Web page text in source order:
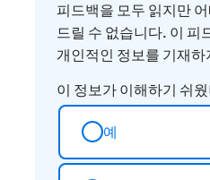
피드백을 모두 읽지만
드릴 수 없습니다. 이 피
개인적인 정보를 기재
이 정보가 이해하기 쉬
예